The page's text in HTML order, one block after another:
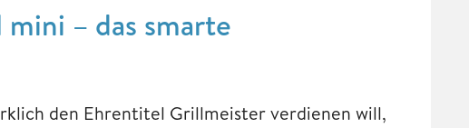
– das smarte
den Ehrentitel Grillmeister verdienen will,